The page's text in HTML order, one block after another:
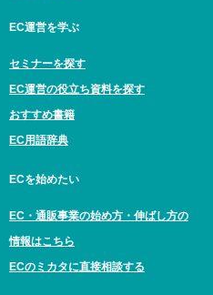
EC運営を学ぶ
セミナーを探す
EC運営の役立ち資料を探す
おすすめ書籍
EC用語辞典
ECを始めたい
EC・通販事業の始め方・伸ばし方の
情報はこちら
ECのミカタに直接相談する